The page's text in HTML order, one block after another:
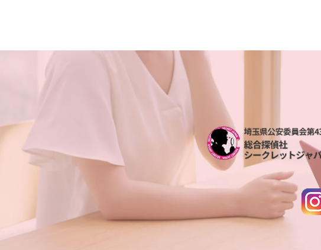
不倫 どこから
浮気 する 女 特徴
不倫調査 探偵 方法
不倫調査 不倫相手
浮気調査 スマホ
浮気 疑惑
探偵 報告書
浮気調査
人探し 方法 sns
人探し 会いたい
人探し 探偵
人探し 写真だけ
人探し どうしたら
出会い工作
行方不明 人探し
家出調査 人探し
行方不明 必要な情報
人探し どうやって